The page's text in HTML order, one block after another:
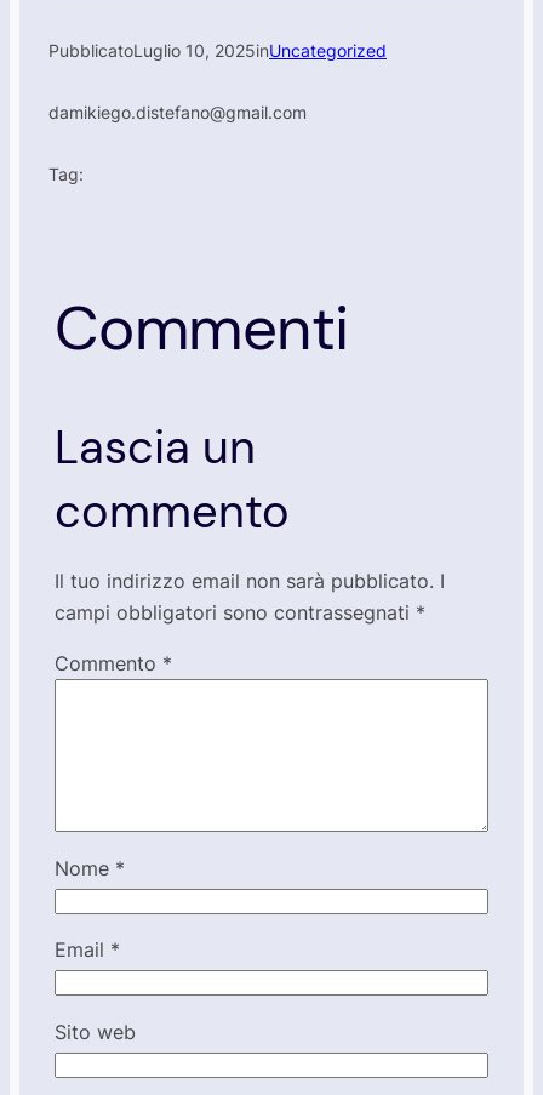
PubblicatoLuglio 10, 2025inUncategorized
damikiego.distefano@gmail.com
Tag:
Commenti
Lascia un
commento
Il tuo indirizzo email non sarà pubblicato. I
campi obbligatori sono contrassegnati *
Commento *
Nome *
Email *
Sito web